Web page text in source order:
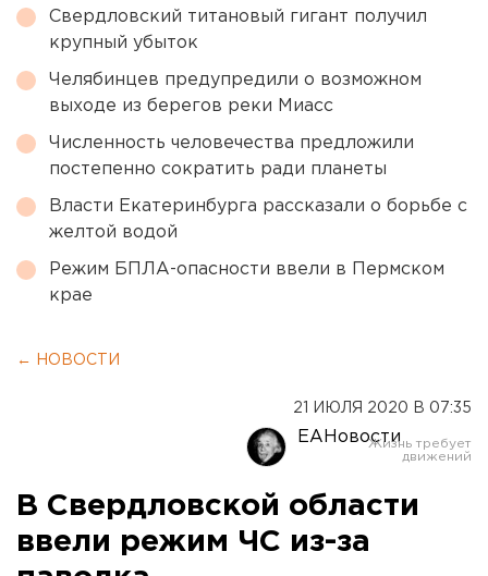
Свердловский титановый гигант получил
крупный убыток
Челябинцев предупредили о возможном
выходе из берегов реки Миасс
Численность человечества предложили
постепенно сократить ради планеты
Власти Екатеринбурга рассказали о борьбе с
желтой водой
Режим БПЛА-опасности ввели в Пермском
крае
← НОВОСТИ
21 ИЮЛЯ 2020 В 07:35
ЕАНовости
В Свердловской области
ввели режим ЧС из-за